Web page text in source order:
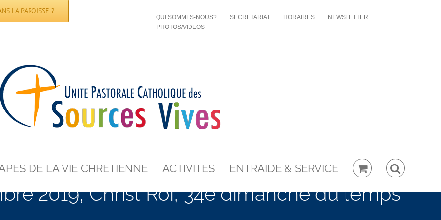
LA PAROISSE ?
QUI SOMMES-NOUS? SECRETARIAT HORAIRES
NEWSLETTER
PHOTOS/VIDEOS
DE LA VIE CHRETIENNE ACTIVITES ENTRAIDE & SERVICE
2019, Christ Roi, 34è dimanche du temps